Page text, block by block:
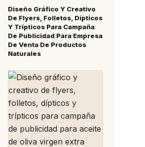
Diseño Gráfico Y Creativo
De Flyers, Folletos, Dípticos
Y Trípticos Para Campaña
De Publicidad Para Empresa
De Venta De Productos
Naturales